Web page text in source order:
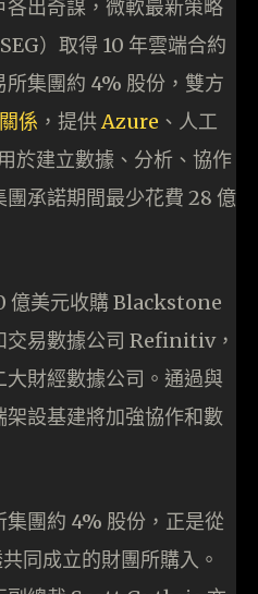
出奇謀，微軟最新策略
）取得 10 年雲端合約
集團約 4% 股份，雙方
係 ，提供Azure 、人工
於建立數據、分析、協作
承諾期間最少花費 28 億
億美元收購 Blackstone
交易數據公司 Refinitiv，
財經數據公司。通過與
設基建將加強協作和數
團約 4% 股份，正是從
同成立的財團所購入。